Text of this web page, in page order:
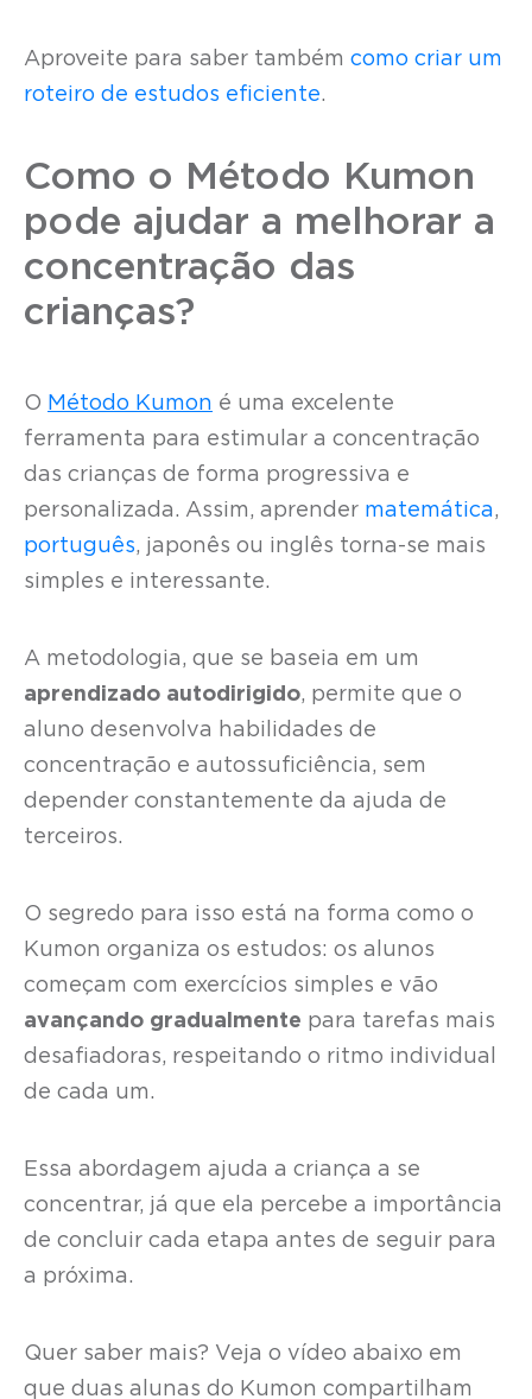
Aproveite para saber também como criar um
roteiro de estudos eficiente.
Como o Método Kumon
pode ajudar a melhorar a
concentração das
crianças?
O Método Kumon é uma excelente
ferramenta para estimular a concentração
das crianças de forma progressiva e
personalizada. Assim, aprender matemática,
português, japonês ou inglês torna-se mais
simples e interessante.
A metodologia, que se baseia em um
aprendizado autodirigido, permite que o
aluno desenvolva habilidades de
concentração e autossuficiência, sem
depender constantemente da ajuda de
terceiros.
O segredo para isso está na forma como o
Kumon organiza os estudos: os alunos
começam com exercícios simples e vão
avançando gradualmente para tarefas mais
desafiadoras, respeitando o ritmo individual
de cada um.
Essa abordagem ajuda a criança a se
concentrar, já que ela percebe a importância
de concluir cada etapa antes de seguir para
a próxima.
Quer saber mais? Veja o vídeo abaixo em
que duas alunas do Kumon compartilham